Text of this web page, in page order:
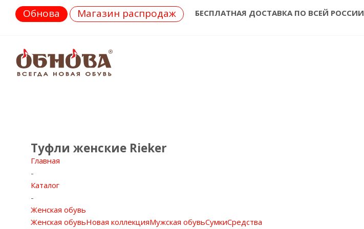
Обнова Магазин распродаж БЕСПЛАТНАЯ ДОСТАВКА ПО ВСЕЙ РОССИИ
Туфли женские Rieker
Главная
-
Каталог
-
Женская обувь
Женская обувьНовая коллекцияМужская обувьСумкиСредства